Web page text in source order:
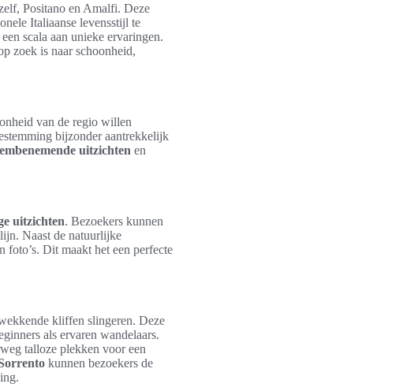
Positano en Amalfi. Deze
Italiaanse levensstijl te
scala aan unieke ervaringen.
zoek is naar schoonheid,
van de regio willen
bijzonder aantrekkelijk
uitzichten en
uitzichten. Bezoekers kunnen
Naast de natuurlijke
Dit maakt het een perfecte
kliffen slingeren. Deze
als ervaren wandelaars.
talloze plekken voor een
kunnen bezoekers de